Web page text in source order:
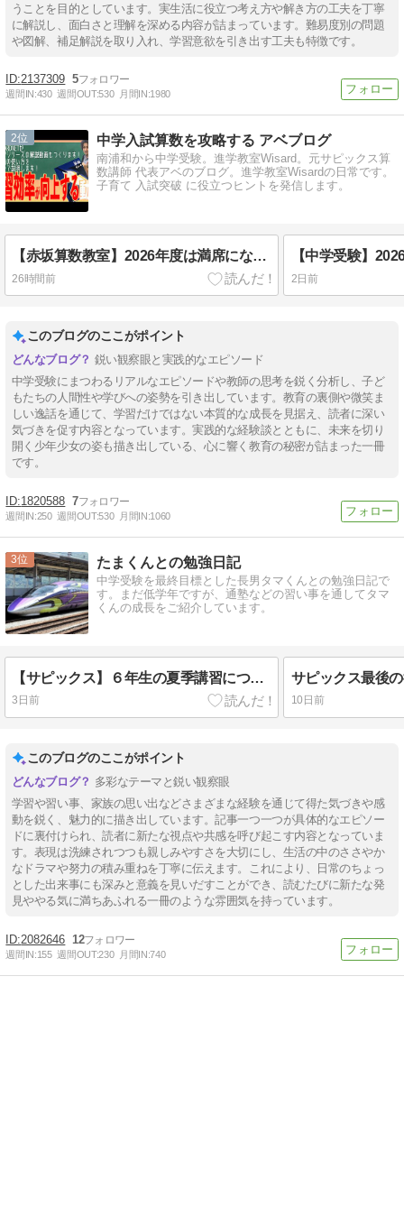
うことを目的としています。実生活に役立つ考え方や解き方の工夫を丁寧
に解説し、面白さと理解を深める内容が詰まっています。難易度別の問題
や図解、補足解説を取り入れ、学習意欲を引き出す工夫も特徴です。
2137309 5
週間IN:430 週間OUT:530 月間IN:1980
2 中学入試算数を攻略する アベブログ
南浦和から中学受験。進学教室Wisard。元サピックス算
数講師 代表アベのブログ。進学教室Wisardの日常です。
子育て 入試突破 に役立つヒントを発信します。
【赤坂算数教室】2026年度は満席になりました。2027年2月からの生徒は受付中です。
26時間前 2日前
このブログのここがポイント
鋭い観察眼と実践的なエピソード
中学受験にまつわるリアルなエピソードや教師の思考を鋭く分析し、子ど
もたちの人間性や学びへの姿勢を引き出しています。教育の裏側や微笑ま
しい逸話を通じて、学習だけではない本質的な成長を見据え、読者に深い
気づきを促す内容となっています。実践的な経験談とともに、未来を切り
開く少年少女の姿も描き出している、心に響く教育の秘密が詰まった一冊
です。
1820588 7
週間IN:250 週間OUT:530 月間IN:1060
3 たまくんとの勉強日記
中学受験を最終目標とした長男タマくんとの勉強日記で
す。まだ低学年ですが、通塾などの習い事を通してタマ
くんの成長をご紹介しています。
【サピックス】６年生の夏季講習について
3日前
サピックス最後
10日前
このブログのここがポイント
多彩なテーマと鋭い観察眼
学習や習い事、家族の思い出などさまざまな経験を通じて得た気づきや感
動を鋭く、魅力的に描き出しています。記事一つ一つが具体的なエピソー
ドに裏付けられ、読者に新たな視点や共感を呼び起こす内容となっていま
す。表現は洗練されつつも親しみやすさを大切にし、生活の中のささやか
なドラマや努力の積み重ねを丁寧に伝えます。これにより、日常のちょっ
とした出来事にも深みと意義を見いだすことができ、読むたびに新たな発
見ややる気に満ちあふれる一冊のような雰囲気を持っています。
2082646 12
週間IN:155 週間OUT:230 月間IN:740